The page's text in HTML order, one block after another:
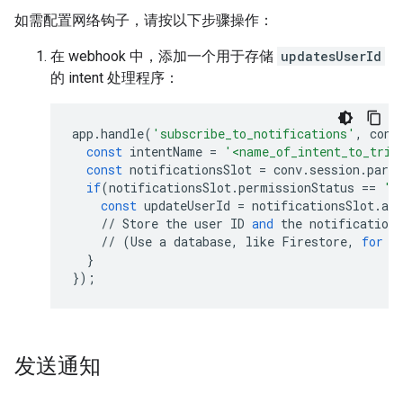
如需配置网络钩子，请按以下步骤操作：
在 webhook 中，添加一个用于存储 updatesUserId
的 intent 处理程序：
app .handle( 'subscribe_to_notifications' ,
conv
const intentName =
const notificationsSlot = conv. session .
if(notificationsSlot.permissionStatus ==
const updateUserId = notificationsSlot.
// Store the user ID and the notification
// (Use a database, like Firestore, for
}
});
发送通知